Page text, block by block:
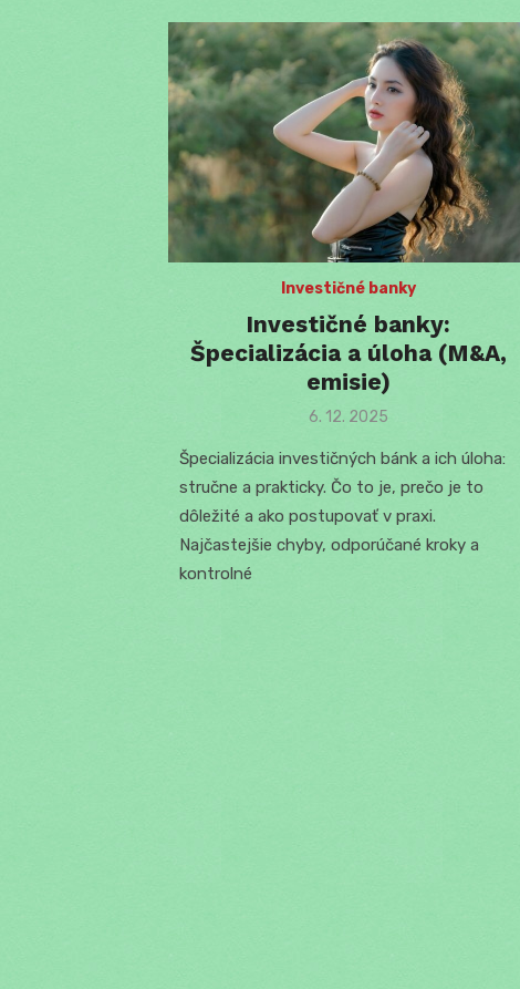
Investičné banky
Investičné banky:
Špecializácia a úloha (M&A,
emisie)
Posted
6. 12. 2025
Špecializácia investičných bánk a ich úloha:
stručne a prakticky. Čo to je, prečo je to
dôležité a ako postupovať v praxi.
Najčastejšie chyby, odporúčané kroky a
kontrolné